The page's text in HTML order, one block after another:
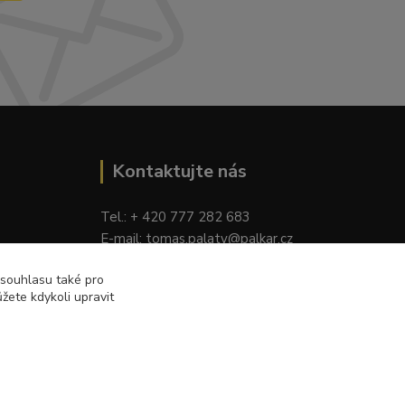
Kontaktujte nás
Tel.: + 420 777 282 683
E-mail: tomas.palaty@palkar.cz
také pro
kdykoli upravit